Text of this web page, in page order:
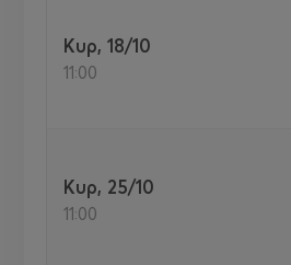
Κυρ, 18/10
11:00
Κυρ, 25/10
11:00